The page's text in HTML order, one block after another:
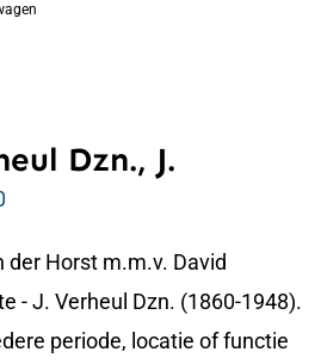
Dzn., J.
der Horst m.m.v. David
- J. Verheul Dzn. (1860-1948).
periode, locatie of functie